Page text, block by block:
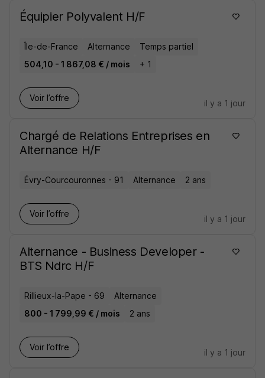
Équipier Polyvalent H/F
Île-de-France Alternance
Temps partiel
504,10 - 1 867,08 € / mois
+ 1
Voir l’offre
il y a 1 jour
Chargé de Relations Entreprises en
Alternance H/F
Évry-Courcouronnes - 91 Alternance 2 ans
Voir l’offre
il y a 1 jour
Alternance - Business Developer -
BTS Ndrc H/F
Rillieux-la-Pape - 69
Alternance
800 - 1 799,99 € / mois
2 ans
Voir l’offre
il y a 1 jour